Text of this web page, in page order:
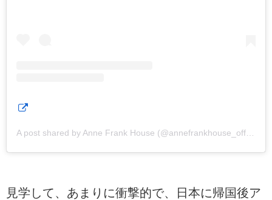
見学して、あまりに衝撃的で、日本に帰国後ア